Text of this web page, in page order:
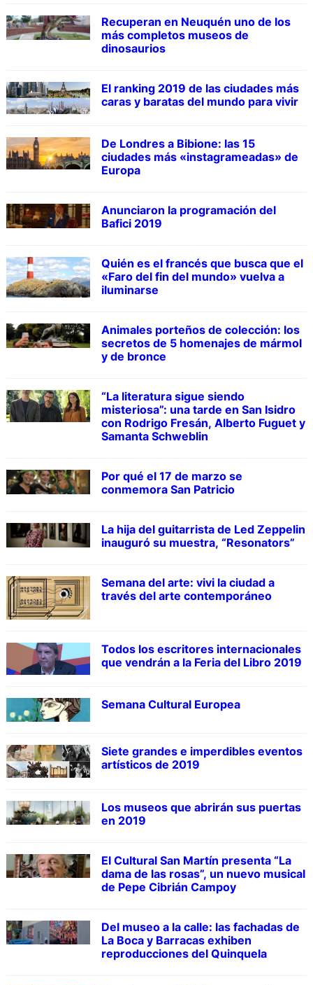
Recuperan en Neuquén uno de los
más completos museos de
dinosaurios
El ranking 2019 de las ciudades más
caras y baratas del mundo para vivir
De Londres a Bibione: las 15
ciudades más «instagrameadas» de
Europa
Anunciaron la programación del
Bafici 2019
Quién es el francés que busca que el
«Faro del fin del mundo» vuelva a
iluminarse
Animales porteños de colección: los
secretos de 5 homenajes de mármol
y de bronce
“La literatura sigue siendo
misteriosa”: una tarde en San Isidro
con Rodrigo Fresán, Alberto Fuguet y
Samanta Schweblin
Por qué el 17 de marzo se
conmemora San Patricio
La hija del guitarrista de Led Zeppelin
inauguró su muestra, “Resonators”
Semana del arte: vivi la ciudad a
través del arte contemporáneo
Todos los escritores internacionales
que vendrán a la Feria del Libro 2019
Semana Cultural Europea
Siete grandes e imperdibles eventos
artísticos de 2019
Los museos que abrirán sus puertas
en 2019
El Cultural San Martín presenta “La
dama de las rosas”, un nuevo musical
de Pepe Cibrián Campoy
Del museo a la calle: las fachadas de
La Boca y Barracas exhiben
reproducciones del Quinquela